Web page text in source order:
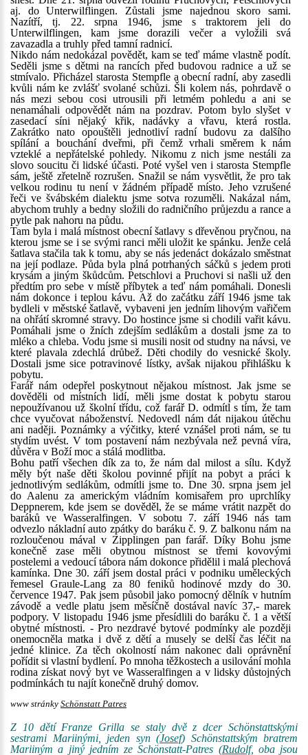
aj. do Unterwilflingen. Zůstali jsme najednou skoro sami.
Nazítří, tj. 22. srpna 1946, jsme s traktorem jeli do
Unterwilflingen, kam jsme dorazili večer a vyložili svá
zavazadla a truhly před tamní radnicí.
Nikdo nám nedokázal povědět, kam se teď máme vlastně podít.
Seděli jsme s dětmi na rancích před budovou radnice a už se
stmívalo. Přicházel starosta Stempfle a obecní radní, aby zasedli
kvůli nám ke zvlášť svolané schůzi. Šli kolem nás, pohrdavě o
nás mezi sebou cosi utrousili při letmém pohledu a ani se
nenamáhali odpovědět nám na pozdrav. Potom bylo slyšet v
zasedací síni nějaký křik, nadávky a vřavu, která rostla.
Zakrátko nato opouštěli jednotliví radní budovu za dalšího
spílání a bouchání dveřmi, při čemž vrhali směrem k nám
vzteklé a nepřátelské pohledy. Nikomu z nich jsme nestáli za
slovo soucitu či lidské účasti. Poté vyšel ven i starosta Stempfle
sám, ještě zřetelně rozrušen. Snažil se nám vysvětlit, že pro tak
velkou rodinu tu není v žádném případě místo. Jeho vzrušené
řeči ve švábském dialektu jsme sotva rozuměli. Nakázal nám,
abychom truhly a bedny složili do radničního průjezdu a rance a
pytle pak nahoru na půdu.
Tam byla i malá místnost obecní šatlavy s dřevěnou pryčnou, na
kterou jsme se i se svými ranci měli uložit ke spánku. Jenže celá
šatlava stačila tak k tomu, aby se nás jedenáct dokázalo směstnat
na její podlaze. Půda byla plná potrhaných sáčků s jedem proti
krysám a jiným škůdcům. Petschlovi a Pruchovi si našli už den
předtím pro sebe v místě příbytek a teď nám pomáhali. Donesli
nám dokonce i teplou kávu. Až do začátku září 1946 jsme tak
bydleli v městské šatlavě, vybaveni jen jedním lihovým vařičem
na ohřátí skromné stravy. Do hostince jsme si chodili vařit kávu.
Pomáhali jsme o žních zdejším sedlákům a dostali jsme za to
mléko a chleba. Vodu jsme si musili nosit od studny na návsi, ve
které plavala zdechlá drůbež. Děti chodily do vesnické školy.
Dostali jsme sice potravinové lístky, avšak nijakou přihlášku k
pobytu.
Farář nám odepřel poskytnout nějakou místnost. Jak jsme se
dověděli od místních lidí, měli jsme dostat k pobytu starou
nepoužívanou už školní třídu, což farář D. odmítl s tím, že tam
chce vyučovat náboženství. Nedovedl nám dát nijakou útěchu
ani naději. Poznámky a výčitky, které vznášel proti nám, se tu
stydím uvést. V tom postavení nám nezbývala než pevná víra,
důvěra v Boží moc a stálá modlitba.
Bohu patří všechen dík za to, že nám dal milost a sílu. Když
měly být naše děti školou povinné přijít na pobyt a práci k
jednotlivým sedlákům, odmítli jsme to. Dne 30. srpna jsem jel
do Aalenu za americkým vládním komisařem pro uprchlíky
Deppnerem, kde jsem se dověděl, že se máme vrátit nazpět do
baráků ve Wasseralfingen. V sobotu 7. září 1946 nás tam
odvezlo nákladní auto zpátky do baráku č. 9. Z balkonu nám na
rozloučenou mával v Zipplingen pan farář. Díky Bohu jsme
konečně zase měli obytnou místnost se třemi kovovými
postelemi a vedoucí tábora nám dokonce přidělil i malá plechová
kamínka. Dne 30. září jsem dostal práci v podniku uměleckých
řemesel Graule-Lang za 80 feniků hodinové mzdy do 30.
července 1947. Pak jsem působil jako pomocný dělník v hutním
závodě a vedle platu jsem měsíčně dostával navíc 37,- marek
podpory. V listopadu 1946 jsme přesídlili do baráku č. 1 a větší
obytné místnosti. - Pro nezdravé bytové podmínky ale později
onemocněla matka i dvě z dětí a musely se delší čas léčit na
jedné klinice. Za těch okolností nám nakonec dali oprávnění
pořídit si vlastní bydlení. Po mnoha těžkostech a usilování mohla
rodina získat nový byt ve Wasseralfingen a v lidsky důstojných
podmínkách tu najít konečně druhý domov.
www stránky Schönstatt Patres
Z 10 dětí Franze Grilla se staly dvě z dcer Schönstattskými
sestrami Mariinými, jeden syn (Josef) Schönstattským bratrem
Mariiným a jiný jedním ze Schönstatt-Patres (Rudolf, oba jsou